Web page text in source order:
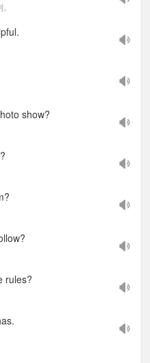
show?
rules?